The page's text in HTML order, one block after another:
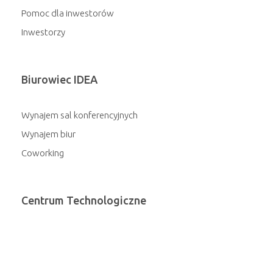
Pomoc dla inwestorów
Inwestorzy
Biurowiec IDEA
Wynajem sal konferencyjnych
Wynajem biur
Coworking
Centrum Technologiczne